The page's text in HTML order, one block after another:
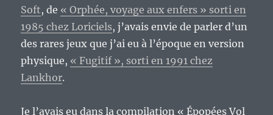
Soft, de « Orphée, voyage aux enfers » sorti en
1985 chez Loriciels, j’avais envie de parler d’un
des rares jeux que j’ai eu à l’époque en version
physique, « Fugitif », sorti en 1991 chez
Lankhor.
Je l’avais eu dans la compilation « Épopées Vol